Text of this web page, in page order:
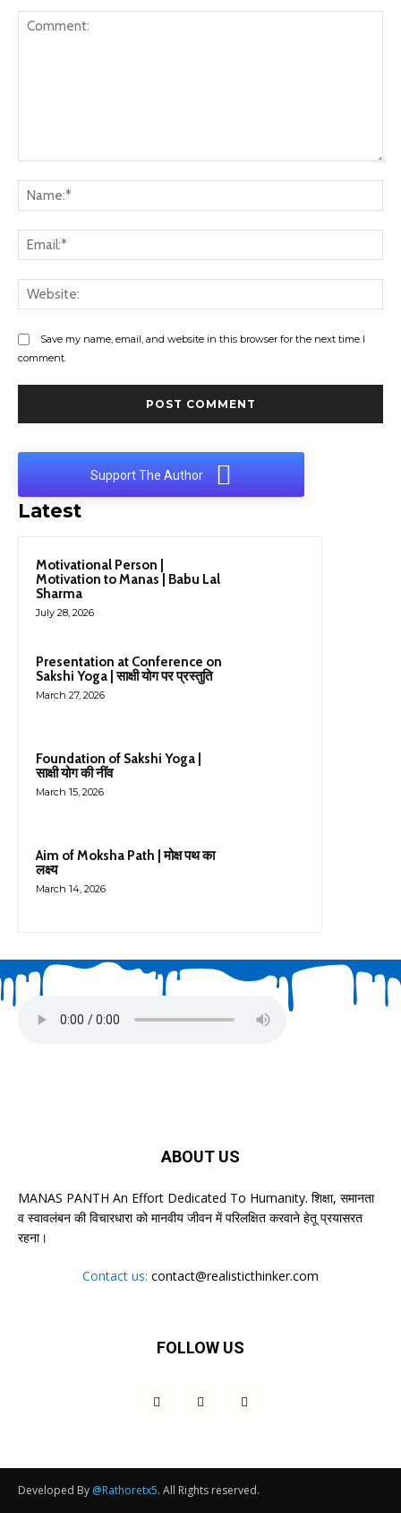
Save my name, email, and website in this browser for the next time I
comment.
Support The Author
Latest
Motivational Person |
Motivation to Manas | Babu Lal
Sharma
July 28, 2026
Presentation at Conference on
Sakshi Yoga | साक्षी योग पर प्रस्तुति
March 27, 2026
Foundation of Sakshi Yoga |
साक्षी योग की नींव
March 15, 2026
Aim of Moksha Path | मोक्ष पथ का
लक्ष्य
March 14, 2026
ABOUT US
MANAS PANTH An Effort Dedicated To Humanity. शिक्षा, समानता
व स्वावलंबन की विचारधारा को मानवीय जीवन में परिलक्षित करवाने हेतू प्रयासरत
रहना।
Contact us: contact@realisticthinker.com
FOLLOW US
Developed By @Rathoretx5. All Rights reserved.